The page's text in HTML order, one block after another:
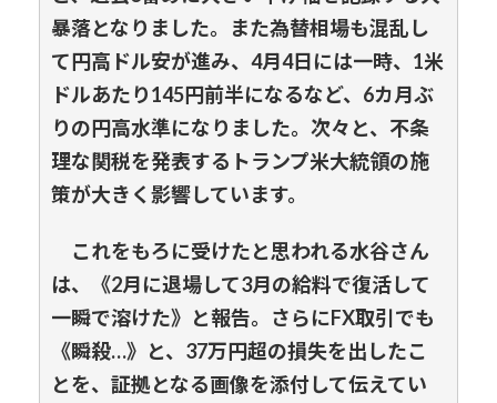
暴落となりました。また為替相場も混乱し
て円高ドル安が進み、4月4日には一時、1米
ドルあたり145円前半になるなど、6カ月ぶ
りの円高水準になりました。次々と、不条
理な関税を発表するトランプ米大統領の施
策が大きく影響しています。
これをもろに受けたと思われる水谷さん
は、《2月に退場して3月の給料で復活して
一瞬で溶けた》と報告。さらにFX取引でも
《瞬殺…》と、37万円超の損失を出したこ
とを、証拠となる画像を添付して伝えてい